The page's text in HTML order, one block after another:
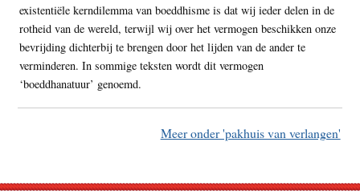
existentiële kerndilemma van boeddhisme is dat wij ieder delen in de
rotheid van de wereld, terwijl wij over het vermogen beschikken onze
bevrijding dichterbij te brengen door het lijden van de ander te
verminderen. In sommige teksten wordt dit vermogen
‘boeddhanatuur’ genoemd.
Meer onder 'pakhuis van verlangen'